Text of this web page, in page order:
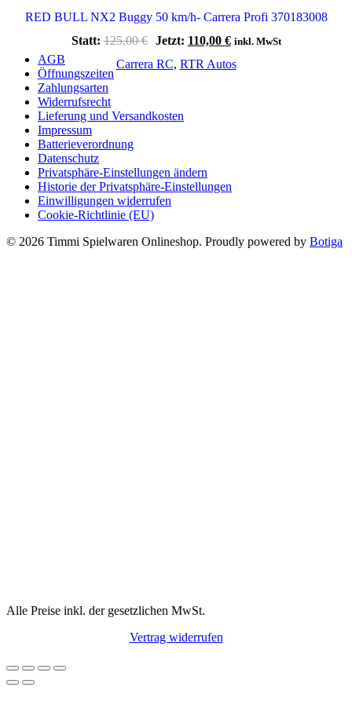
RED BULL NX2 Buggy 50 km/h- Carrera Profi 370183008
Statt: 125,00€
Ursprünglicher
war:
Jetzt: 110,00 €Aktueller
ist:
inkl. MwSt
Carrera RC, RTR Autos
AGB
Öffnungszeiten
Zahlungsarten
Widerrufsrecht
Lieferung und Versandkosten
Impressum
Batterieverordnung
Datenschutz
Privatsphäre-Einstellungen ändern
Historie der Privatsphäre-Einstellungen
Einwilligungen widerrufen
Cookie-Richtlinie (EU)
© 2026 Timmi Spielwaren Onlineshop. Proudly powered by Botiga
Alle Preise inkl. der gesetzlichen MwSt.
Vertrag widerrufen